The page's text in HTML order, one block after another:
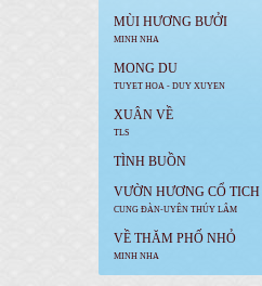
MÙI HƯƠNG BƯỞI
MINH NHA
MONG DU
TUYET HOA - DUY XUYEN
XUÂN VỀ
TLS
TÌNH BUỒN
VƯỜN HƯƠNG CỔ TICH
CUNG ĐÀN-UYÊN THÚY LÂM
VỀ THĂM PHỐ NHỎ
MINH NHA